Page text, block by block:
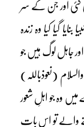
گئی اور جن کے سر
بنایا گیا کیا وہ زندہ
جاہل لوگ ہیں جو
(نعوذباللہ)
وہ جو اہلِ شعور
والے تو اس بات